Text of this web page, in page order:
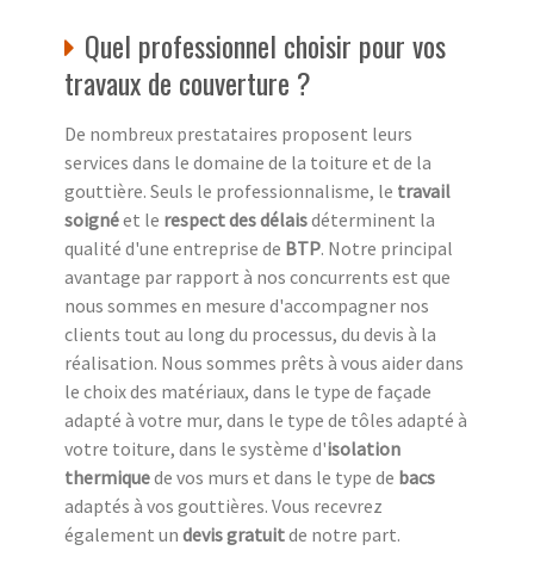
Quel professionnel choisir pour vos
travaux de couverture ?
De nombreux prestataires proposent leurs
services dans le domaine de la toiture et de la
gouttière. Seuls le professionnalisme, le travail
soignéet le respect des délaisdéterminent la
qualité d'une entreprise de BTP. Notre principal
avantage par rapport à nos concurrents est que
nous sommes en mesure d'accompagner nos
clients tout au long du processus, du devis à la
réalisation. Nous sommes prêts à vous aider dans
le choix des matériaux, dans le type de façade
adapté à votre mur, dans le type de tôles adapté à
votre toiture, dans le système d'isolation
thermiquede vos murs et dans le type de bacs
adaptés à vos gouttières. Vous recevrez
également un devis gratuitde notre part.